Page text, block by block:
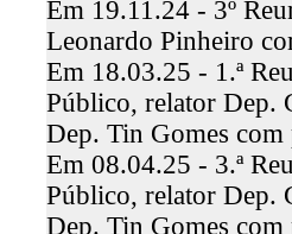
Em 19.11.24 - 3º
Leonardo Pinheiro
Em 18.03.25 - 1.ª
Público, relator Dep.
Dep. Tin Gomes
Em 08.04.25 - 3.ª
Público, relator Dep.
Dep. Tin Gomes